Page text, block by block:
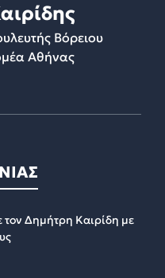
Βόρειου
Αθήνας
τον Δημήτρη Καιρίδη με